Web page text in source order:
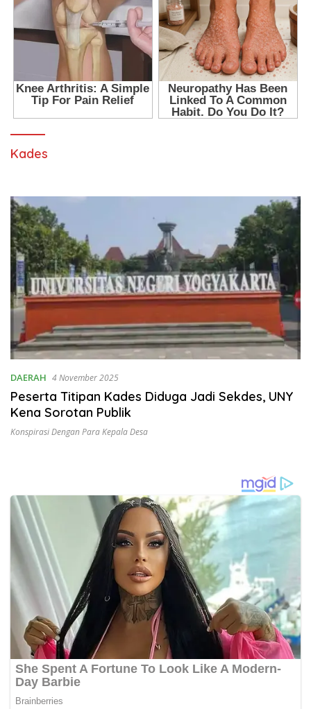
Kades
DAERAH 4 November 2025
Peserta Titipan Kades Diduga Jadi Sekdes, UNY
Kena Sorotan Publik
Konspirasi Dengan Para Kepala Desa